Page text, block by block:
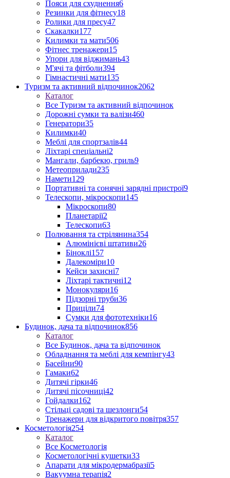
Пояси для схуднення6
Резинки для фітнесу18
Ролики для пресу47
Скакалки177
Килимки та мати506
Фітнес тренажери15
Упори для віджимань43
М'ячі та фітболи394
Гімнастичні мати135
Туризм та активний відпочинок2062
Каталог
Все Туризм та активний відпочинок
Дорожні сумки та валізи460
Генератори35
Килимки40
Меблі для спортзалів44
Ліхтарі спеціальні2
Мангали, барбекю, гриль9
Метеоприлади235
Намети129
Портативні та сонячні зарядні пристрої9
Телескопи, мікроскопи145
Мікроскопи80
Планетарії2
Телескопи63
Полювання та стрілянина354
Алюмінієві штативи26
Біноклі157
Далекоміри10
Кейси захисні7
Ліхтарі тактичні12
Монокуляри16
Підзорні труби36
Приціли74
Сумки для фототехніки16
Будинок, дача та відпочинок856
Каталог
Все Будинок, дача та відпочинок
Обладнання та меблі для кемпінгу43
Басейни90
Гамаки62
Дитячі гірки46
Дитячі пісочниці42
Гойдалки162
Стільці садові та шезлонги54
Тренажери для відкритого повітря357
Косметологія254
Каталог
Все Косметологія
Косметологічні кушетки33
Апарати для мікродермабразії5
Вакуумна терапія2